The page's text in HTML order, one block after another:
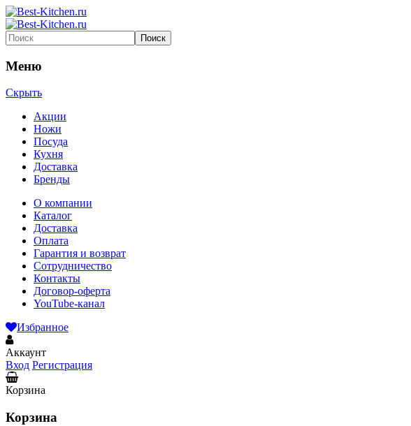
Меню
Скрыть
Акции
Ножи
Посуда
Кухня
Доставка
Бренды
О компании
Каталог
Доставка
Оплата
Гарантия и возврат
Сотрудничество
Контакты
Договор-оферта
YouTube-канал
Избранное
Аккаунт
Вход Регистрация
Корзина
Корзина